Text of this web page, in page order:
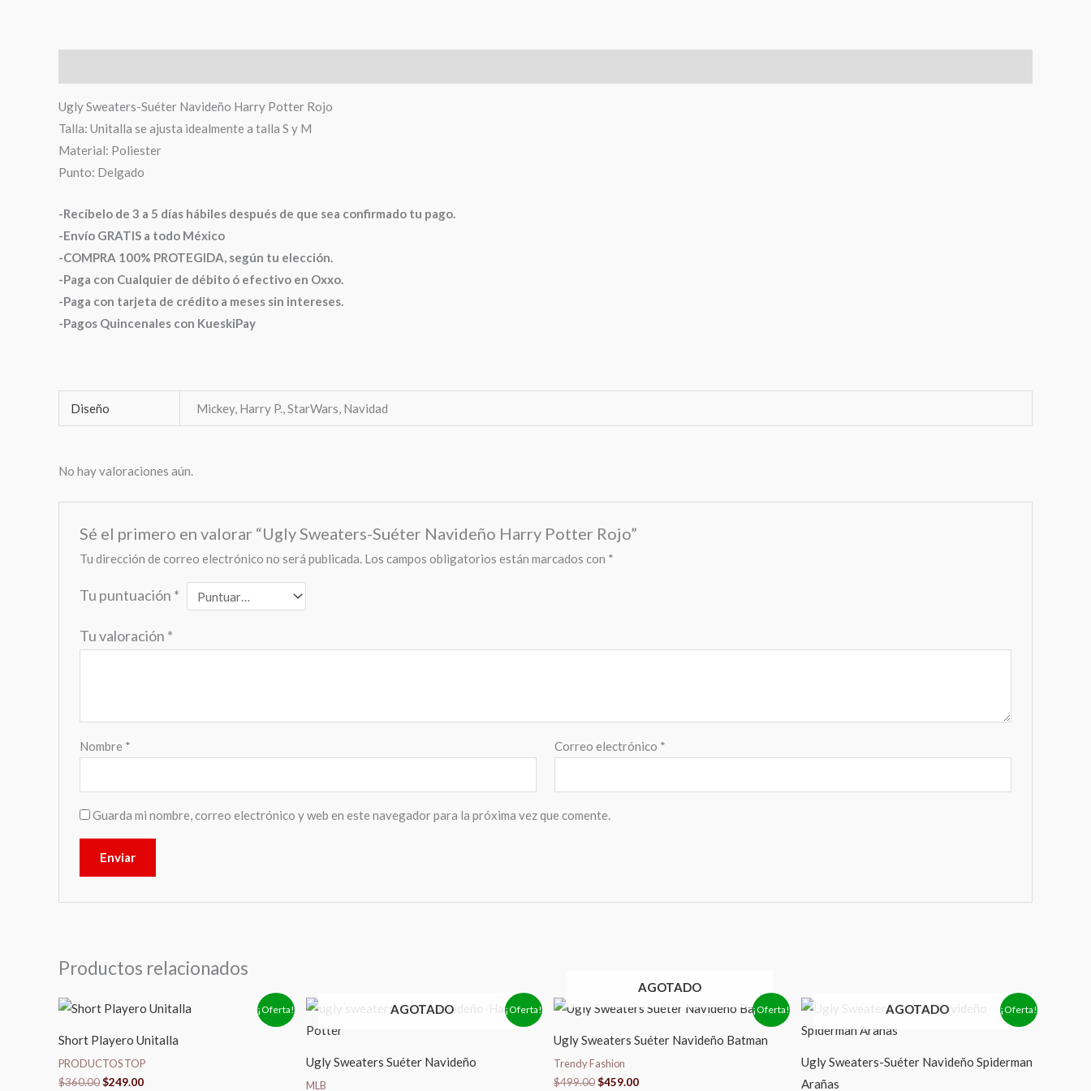
Ugly Sweaters-Suéter Navideño Harry Potter Rojo
Talla: Unitalla se ajusta idealmente a talla S y M
Material: Poliester
Punto: Delgado
-Recíbelo de 3 a 5 días hábiles después de que sea confirmado tu pago.
-Envío GRATIS a todo México
-COMPRA 100% PROTEGIDA, según tu elección.
-Paga con Cualquier de débito ó efectivo en Oxxo.
-Paga con tarjeta de crédito a meses sin intereses.
-Pagos Quincenales con KueskiPay
Diseño Mickey, Harry P., StarWars, Navidad
No hay valoraciones aún.
Sé el primero en valorar “Ugly Sweaters-Suéter Navideño Harry Potter Rojo”
Tu dirección de correo electrónico no será publicada. Los campos obligatorios están marcados con *
Tu puntuación *
Tu valoración *
Nombre * Correo electrónico *
Guarda mi nombre, correo electrónico y web en este navegador para la próxima vez que comente.
Productos relacionados
¡Oferta!
Short Playero Unitalla
PRODUCTOS TOP
$360.00
El
precio
era:
$360.00.
$249.00
El
precio
es:
$249.00.
¡Oferta!
AGOTADO
Ugly Sweaters Suéter Navideño
MLB
precio
$519.00.
El
precio
$450.00.
¡Oferta!
AGOTADO
Ugly Sweaters Suéter Navideño Batman
Trendy Fashion
$499.00
precio
era:
$499.00.
$459.00
precio
es:
¡Oferta!
AGOTADO
Ugly Sweaters-Suéter Navideño Spiderman
Arañas
precio
original
$499.00.
El
precio
actual
$459.00.